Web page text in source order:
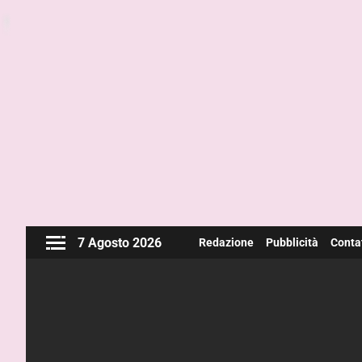
7 Agosto 2026 Redazione Pubblicità